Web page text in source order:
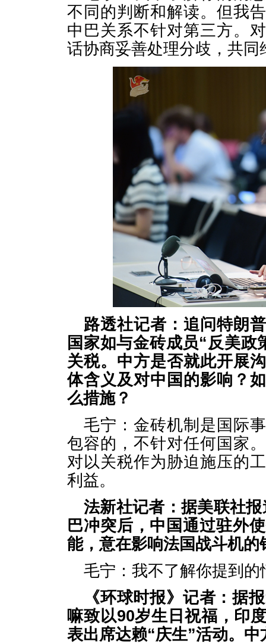
不同的判断和解读。但我
中巴关系不针对第三方。
话协商妥善处理分歧，共
路透社记者：追问特朗
国家如与金砖成员“反美
关税。中方是否就此开展
体含义及对中国的影响？
么措施？
毛宁：金砖机制是国际
包容的，不针对任何国家
对以关税作为胁迫施压的
利益。
法新社记者：据美联社
巴冲突后，中国通过驻外
能，意在影响法国战斗机
毛宁：我不了解你提到的
《环球时报》记者：据
嘛致以90岁生日祝福，印
表出席达赖“庆生”活动。